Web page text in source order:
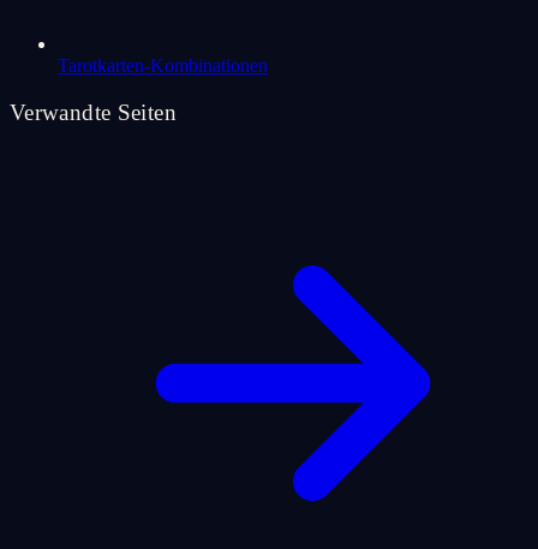
Tarotkarten-Kombinationen
Verwandte Seiten